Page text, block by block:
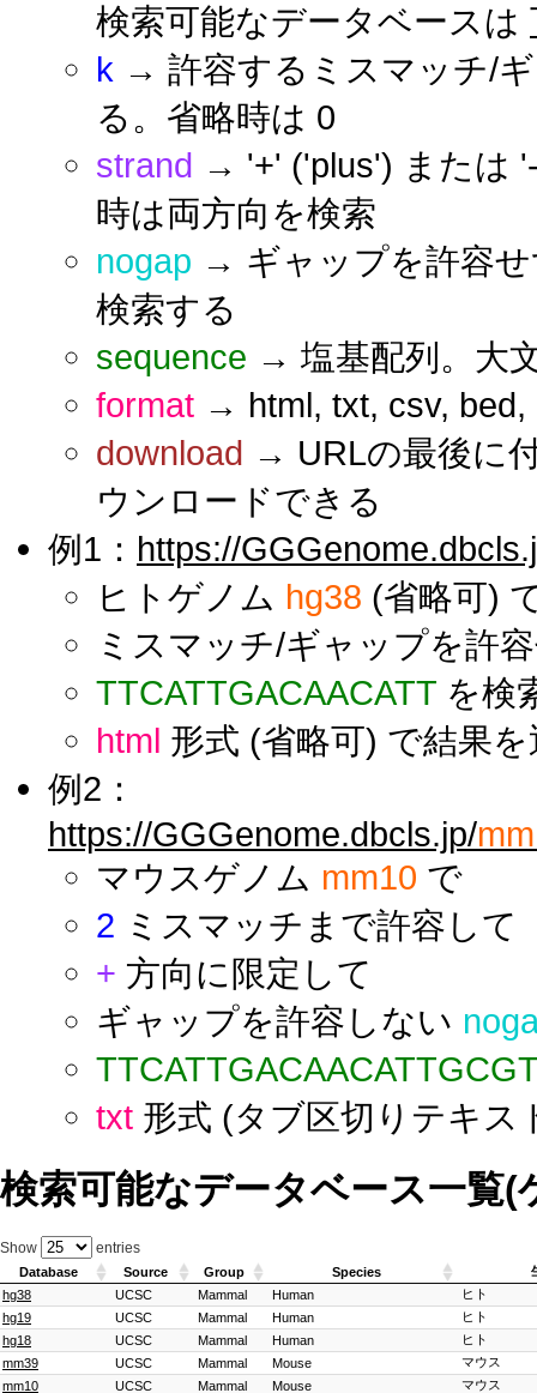
検索可能なデータベースは
k → 許容するミスマッチ/
る。省略時は 0
strand → '+' ('plus') または
時は両方向を検索
nogap → ギャップを許容
検索する
sequence → 塩基配列。大
format → html, txt, csv, bed,
download → URLの最後に
ウンロードできる
例1： https://
ヒトゲノム hg38 (省略可)
ミスマッチ/ギャップを許
TTCATTGACAACATT を検
html 形式 (省略可) で結果
例2：
https://GGGenome.dbcls.jp/
マウスゲノム mm10 で
2 ミスマッチまで許容して
+ 方向に限定して
ギャップを許容しない
TTCATTGACAACATTGCGT
txt 形式 (タブ区切りテキス
検索可能なデータベース一覧(
Show entries
Database Source Group Species
hg38
UCSC Mammal Human
ヒト
hg19
UCSC Mammal Human
ヒト
hg18
UCSC Mammal Human
ヒト
mm39
UCSC Mammal Mouse
マウス
mm10
UCSC Mammal Mouse マウス